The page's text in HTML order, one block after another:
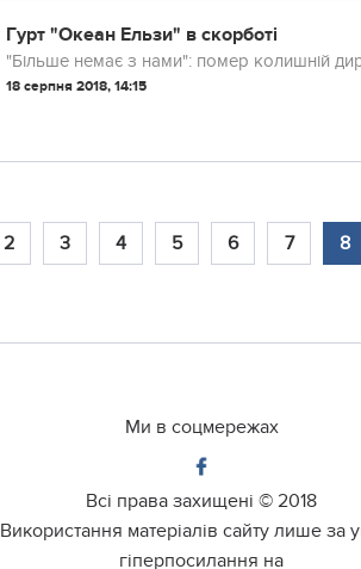
Гурт "Океан Ельзи" в скорботі
"Більше немає з нами": помер колишній
18 серпня 2018, 14:15
2 3 4 5 6 7 8
Ми в соцмережах
Всі права захищені © 2018
Використання матеріалів сайту лише за
гіперпосилання на